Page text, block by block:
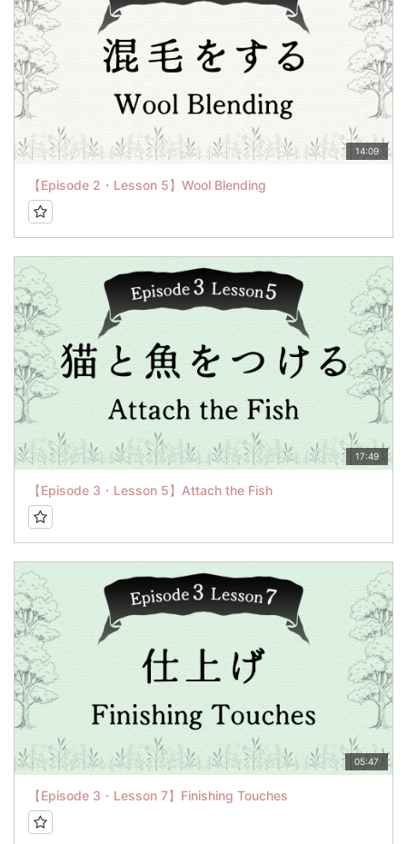
14:09
【Episode 2・Lesson 5】Wool Blending
17:49
【Episode 3・Lesson 5】Attach the Fish
05:47
【Episode 3・Lesson 7】Finishing Touches